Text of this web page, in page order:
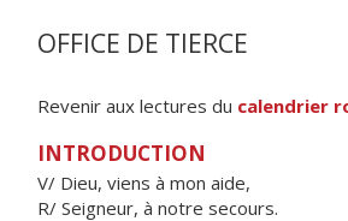
OFFICE DE TIERCE
Revenir aux lectures du calendrier
INTRODUCTION
V/ Dieu, viens à mon aide,
R/ Seigneur, à notre secours.